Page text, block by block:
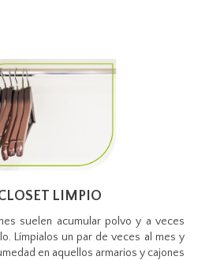
LIMPIO
suelen acumular polvo y a veces
Límpialos un par de veces al mes y
en aquellos armarios y cajones